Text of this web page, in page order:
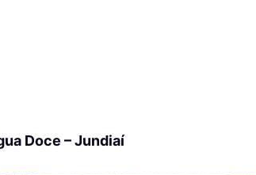
Doce – Jundiaí